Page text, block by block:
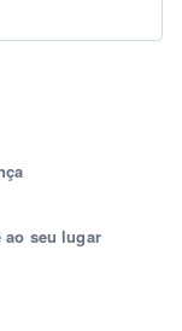
ao seu lugar